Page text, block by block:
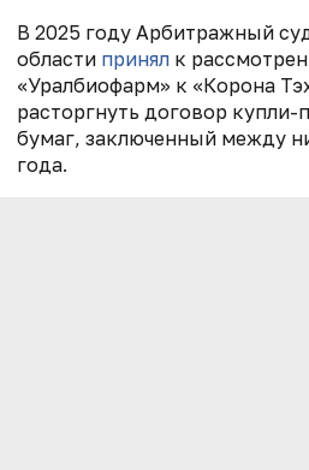
В 2025 году Арбитражный
области принял к
«Уралбиофарм» к «Корона
расторгнуть договор
бумаг, заключенный между
года.